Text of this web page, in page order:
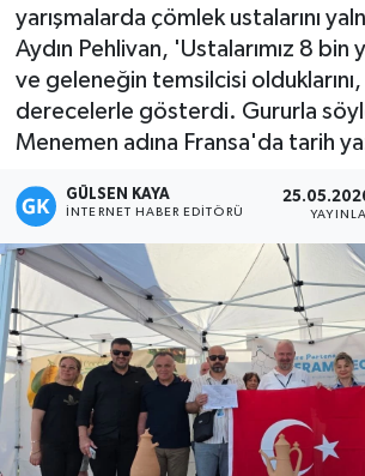
yarışmalarda çömlek ustalarını
Aydın Pehlivan, 'Ustalarımız 8 bin
ve geleneğin temsilcisi olduklarını,
derecelerle gösterdi. Gururla
Menemen adına Fransa'da tarih
GÜLSEN KAYA
İNTERNET HABER EDITÖRÜ
Magazin
Mersin
Mersin Tarihi
Özel Haber
Politika
Resmi İlan
Sağlık
Spor